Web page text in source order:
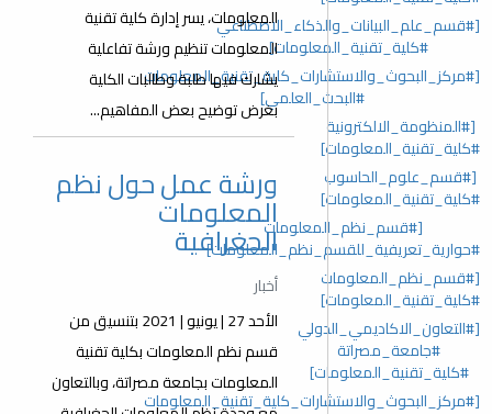
[#قسم_علم_البيانات_والذكاء_الاصطناعي
#كلية_تقنية_المعلومات]
[#مركز_البحوث_والاستشارات_كلية_تقنية_المعلومات
#البحث_العلمي]
[#المنظومة_الالكترونية
#كلية_تقنية_المعلومات]
[#قسم_علوم_الحاسوب
#كلية_تقنية_المعلومات]
[#قسم_نظم_المعلومات
#حوارية_تعريفية_للقسم_نظم_المعلومات]
[#قسم_نظم_المعلومات
#كلية_تقنية_المعلومات]
[#التعاون_الاكاديمي_الدولي
#جامعة_مصراتة
#كلية_تقنية_المعلومات]
[#مركز_البحوث_والاستشارات_كلية_تقنية_المعلومات
المعلومات، يسر إدارة كلية تقنية
المعلومات تنظيم ورشة تفاعلية
يشارك فيها طلبة وطالبات الكلية
بغرض توضيح بعض المفاهيم...
ورشة عمل حول نظم
المعلومات
الجغرافية
أخبار
الأحد 27 | يونيو | 2021 بتنسيق من
قسم نظم المعلومات بكلية تقنية
المعلومات بجامعة مصراتة، وبالتعاون